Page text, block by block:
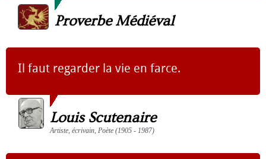
Proverbe Médiéval
Il faut regarder la vie en farce.
Louis Scutenaire
Artiste, écrivain, Poète (1905 - 1987)